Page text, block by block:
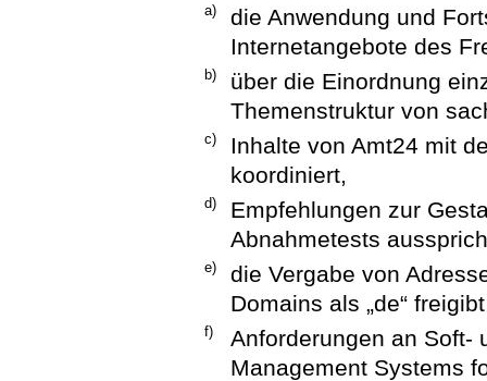
a)
die Anwendung und
Internetangebote des
b)
über die Einordnung
Themenstruktur von
c)
Inhalte von Amt24 mit
koordiniert,
d)
Empfehlungen zur
Abnahmetests
e)
die Vergabe von
Domains als „de“
f)
Anforderungen an Soft-
Management Systems